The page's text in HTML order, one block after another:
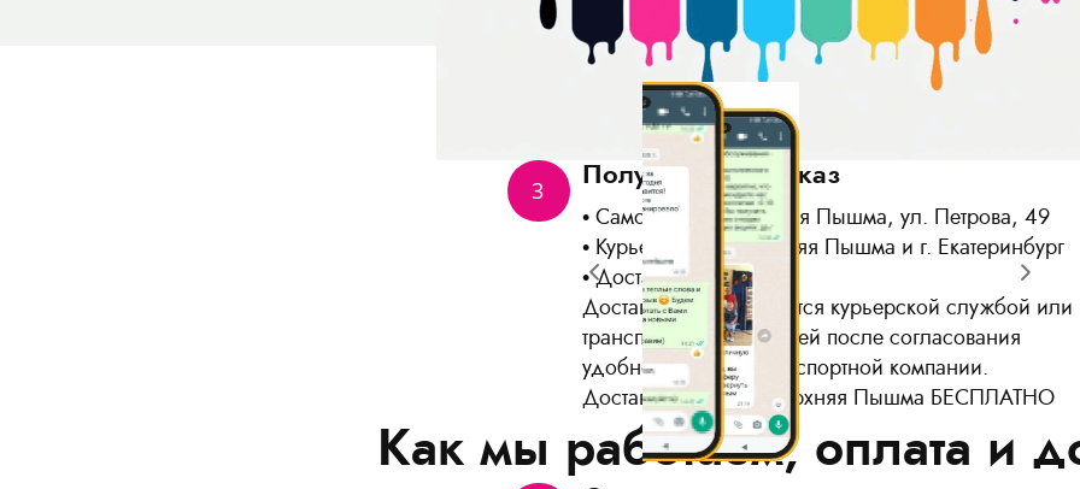
3 Получите Ваш заказ
Самовывоз: г. Верхняя Пышма, ул. Петрова, 49
Курьером по г. Верхняя Пышма и г. Екатеринбург
Доставка по России
Доставка осуществляется курьерской службой или
транспортной компанией после согласования
удобной для Вас транспортной компании.
Доставка до ТК в г. Верхняя Пышма БЕСПЛАТНО
Как мы работаем, оплата и